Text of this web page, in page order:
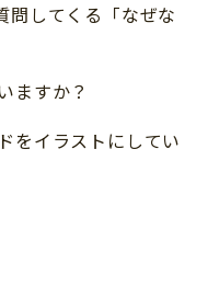
問してくる「なぜな
ますか？
をイラストにしてい